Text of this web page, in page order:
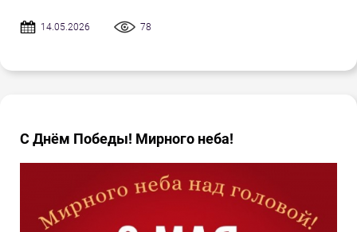
14.05.2026 78
С Днём Победы! Мирного неба!